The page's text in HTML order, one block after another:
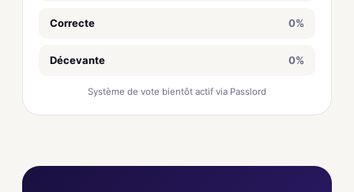
Correcte 0%
Décevante 0%
Système de vote bientôt actif via Passlord